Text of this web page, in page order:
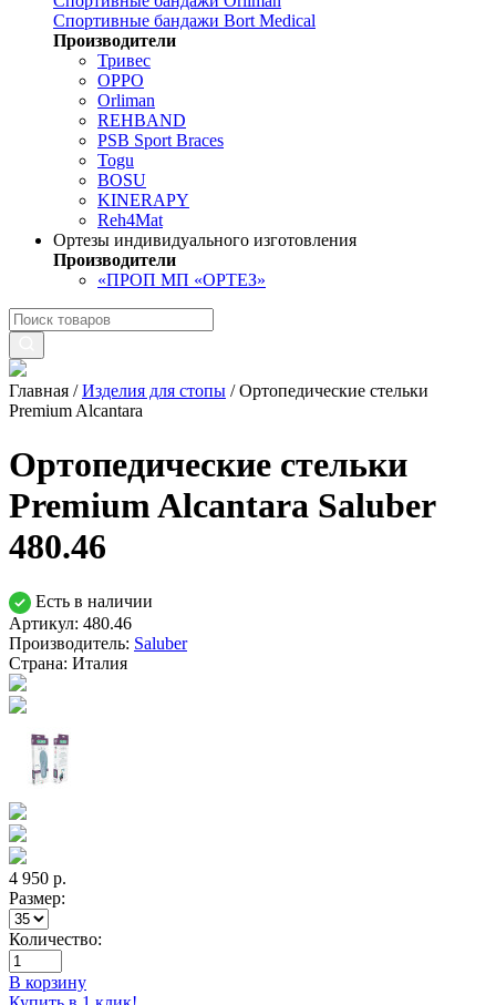
Спортивные бандажи Bort Medical
Производители
Тривес
OPPO
Orliman
REHBAND
PSB Sport Braces
Togu
BOSU
KINERAPY
Reh4Mat
Ортезы индивидуального изготовления
Производители
«ПРОП МП «ОРТЕЗ»
Главная /Изделия для стопы /Ортопедические стельки
Premium Alcantara
Ортопедические стельки
Premium Alcantara Saluber
480.46
Есть в наличии
Артикул: 480.46
Производитель: Saluber
Страна: Италия
4 950 р.
Размер:
Количество:
В корзину